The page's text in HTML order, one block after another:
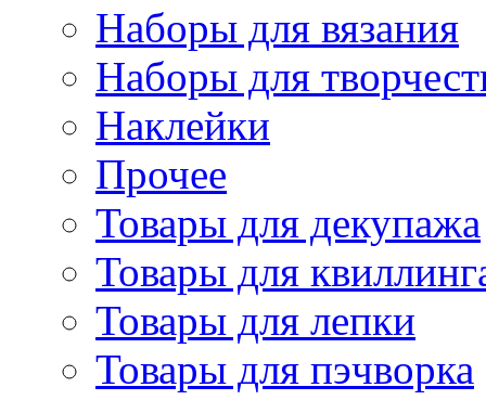
Наборы для вязания
Наборы для
Наклейки
Прочее
Товары для декупажа
Товары для
Товары для лепки
Товары для пэчворка